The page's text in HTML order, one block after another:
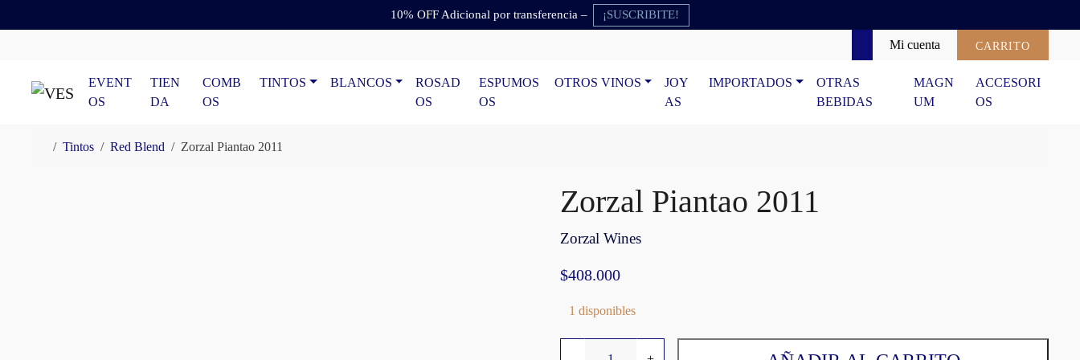
10% OFF Adicional por transferencia – ¡SUSCRIBITE!
Search
Mi cuenta CARRITO
EVENT
OS
TIEN
DA
COMB
OS
TINTOS BLANCOS
ROSAD
OS
ESPUMOS
OS
OTROS VINOS
JOY
AS
IMPORTADOS
OTRAS
BEBIDAS
MAGN
UM
ACCESORI
OS
Home
Tintos Red Blend Zorzal Piantao 2011
Zorzal Piantao 2011
Zorzal Wines
$408.000
1 disponibles